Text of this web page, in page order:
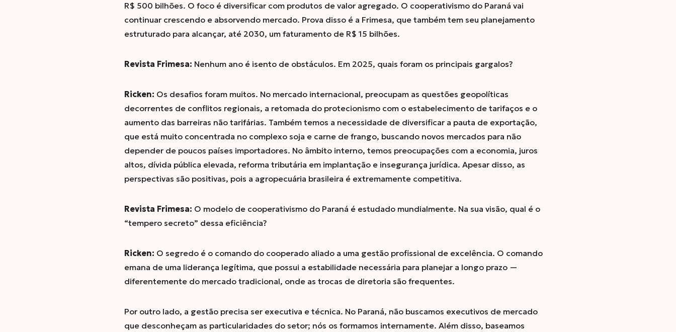
R$ 500 bilhões. O foco é diversificar com produtos de valor agregado. O cooperativismo do Paraná vai
continuar crescendo e absorvendo mercado. Prova disso é a Frimesa, que também tem seu planejamento
estruturado para alcançar, até 2030, um faturamento de R$ 15 bilhões.
Revista Frimesa: Nenhum ano é isento de obstáculos. Em 2025, quais foram os principais gargalos?
Ricken: Os desafios foram muitos. No mercado internacional, preocupam as questões geopolíticas
decorrentes de conflitos regionais, a retomada do protecionismo com o estabelecimento de tarifaços e o
aumento das barreiras não tarifárias. Também temos a necessidade de diversificar a pauta de exportação,
que está muito concentrada no complexo soja e carne de frango, buscando novos mercados para não
depender de poucos países importadores. No âmbito interno, temos preocupações com a economia, juros
altos, dívida pública elevada, reforma tributária em implantação e insegurança jurídica. Apesar disso, as
perspectivas são positivas, pois a agropecuária brasileira é extremamente competitiva.
Revista Frimesa: O modelo de cooperativismo do Paraná é estudado mundialmente. Na sua visão, qual é o
“tempero secreto” dessa eficiência?
Ricken: O segredo é o comando do cooperado aliado a uma gestão profissional de excelência. O comando
emana de uma liderança legítima, que possui a estabilidade necessária para planejar a longo prazo —
diferentemente do mercado tradicional, onde as trocas de diretoria são frequentes.
Por outro lado, a gestão precisa ser executiva e técnica. No Paraná, não buscamos executivos de mercado
que desconheçam as particularidades do setor; nós os formamos internamente. Além disso, baseamos